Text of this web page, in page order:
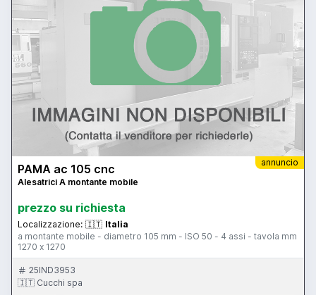
annuncio
PAMA ac 105 cnc
Alesatrici A montante mobile
prezzo su richiesta
Localizzazione: 🇮🇹 Italia
a montante mobile - diametro 105 mm - ISO 50 - 4 assi - tavola mm
1270 x 1270
25IND3953
🇮🇹 Cucchi spa